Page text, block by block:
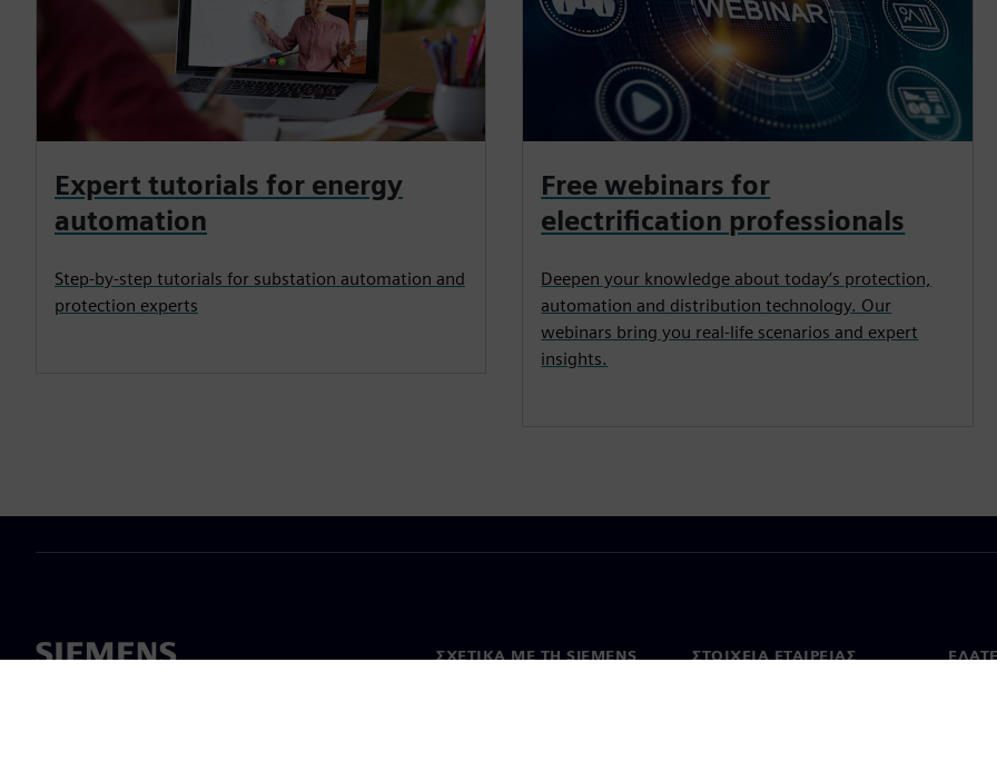
Expert tutorials for energy
automation
Step-by-step tutorials for substation automation and
protection experts
Free webinars for
electrification professionals
Deepen your knowledge about today’s protection,
automation and distribution technology. Our
webinars bring you real-life scenarios and expert
insights.
ΣΧΕΤΙΚΆ ΜΕ ΤΗ SIEMENS ΣΤΟΙΧΕΊΑ ΕΤΑΙΡΕΊΑΣ